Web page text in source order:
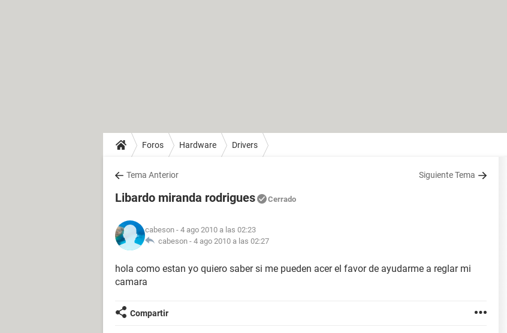
Foros Hardware Drivers
Tema Anterior Siguiente Tema
Libardo miranda rodrigues Cerrado
cabeson - 4 ago 2010 a las 02:23
cabeson - 4 ago 2010 a las 02:27
hola como estan yo quiero saber si me pueden acer el favor de ayudarme a reglar mi
camara
Compartir